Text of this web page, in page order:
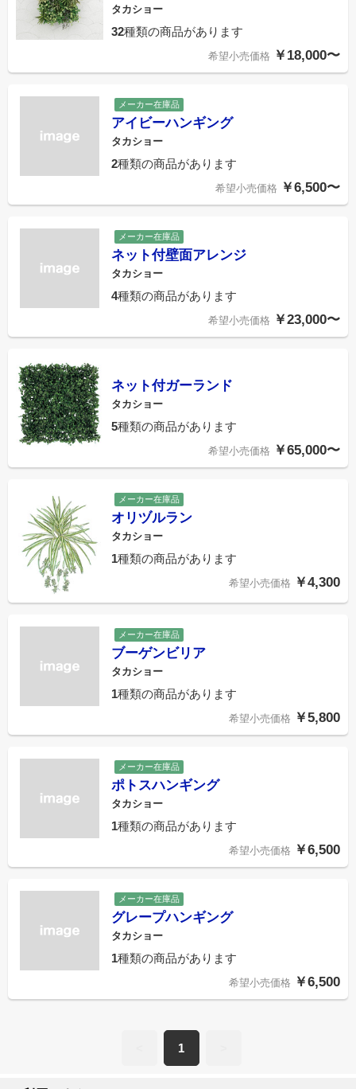
タカショー
32種類の商品があります
希望小売価格 ￥18,000〜
メーカー在庫品
アイビーハンギング
タカショー
2種類の商品があります
希望小売価格 ￥6,500〜
メーカー在庫品
ネット付壁面アレンジ
タカショー
4種類の商品があります
希望小売価格 ￥23,000〜
ネット付ガーランド
タカショー
5種類の商品があります
希望小売価格 ￥65,000〜
メーカー在庫品
オリヅルラン
タカショー
1種類の商品があります
希望小売価格 ￥4,300
メーカー在庫品
ブーゲンビリア
タカショー
1種類の商品があります
希望小売価格 ￥5,800
メーカー在庫品
ポトスハンギング
タカショー
1種類の商品があります
希望小売価格 ￥6,500
メーカー在庫品
グレープハンギング
タカショー
1種類の商品があります
希望小売価格 ￥6,500
1